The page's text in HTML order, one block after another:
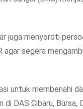
juga menyoroti
agar segera
untuk membenahi
DAS Cibaru,